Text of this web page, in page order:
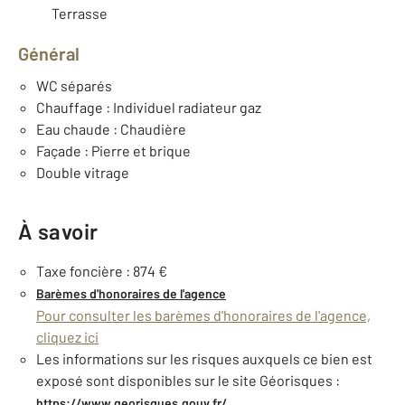
Terrasse
Général
WC séparés
Chauffage : Individuel radiateur gaz
Eau chaude : Chaudière
Façade : Pierre et brique
Double vitrage
À savoir
Taxe foncière : 874 €
Barèmes d'honoraires de l'agence
Pour consulter les barèmes d'honoraires de l'agence,
cliquez ici
Les informations sur les risques auxquels ce bien est
exposé sont disponibles sur le site Géorisques :